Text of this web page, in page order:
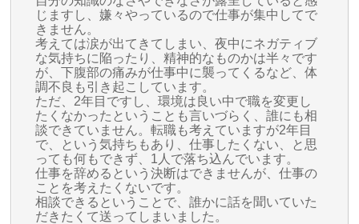
じますし、嫌々やっているので仕事が集中してで
きません。
考えては涙が出てきてしまい、夜中にネガティブ
な気持ちに陥ったり、精神的なものかは半々です
が、下腹部の痛みが仕事中に襲ってくるなど、体
調不良も引き起こしています。
ただ、2年目ですし、環境は良い中で職を変更し
たくなかったということも言いづらく、誰にも相
談できていません。転職も考えていますが2年目
で、という気持ちもあり、仕事したくない、と思
っても何もできず、1人で落ち込んでいます。
仕事を辞めるという決断はできませんが、仕事の
ことを考えたくないです。
相談できるということで、誰かに話を聞いていた
だきたくて送ってしまいました。